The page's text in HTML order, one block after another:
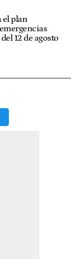
el plan
12 de agosto